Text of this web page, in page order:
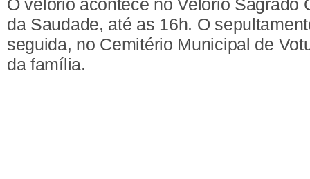
O velório acontece no Velório Sagrado
da Saudade, até as 16h. O
seguida, no Cemitério Municipal de
da família.